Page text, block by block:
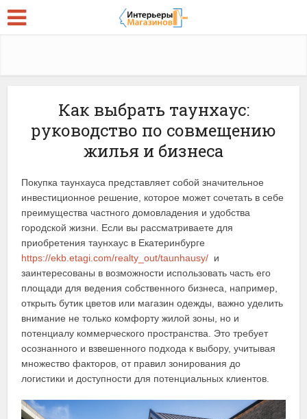
Как выбрать таунхаус:
руководство по совмещению
жилья и бизнеса
Покупка таунхауса представляет собой значительное
инвестиционное решение, которое может сочетать в себе
преимущества частного домовладения и удобства
городской жизни. Если вы рассматриваете для
приобретения таунхаус в Екатеринбурге
https://ekb.etagi.com/realty_out/taunhausy/ и
заинтересованы в возможности использовать часть его
площади для ведения собственного бизнеса, например,
открыть бутик цветов или магазин одежды, важно уделить
внимание не только комфорту жилой зоны, но и
потенциалу коммерческого пространства. Это требует
осознанного и взвешенного подхода к выбору, учитывая
множество факторов, от правил зонирования до
логистики и доступности для потенциальных клиентов.